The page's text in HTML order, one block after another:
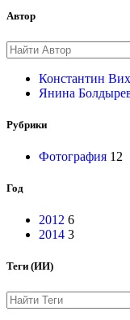
Автор
Константин
Янина
Рубрики
Фотография 12
Год
2012 6
2014 3
Теги (ИИ)